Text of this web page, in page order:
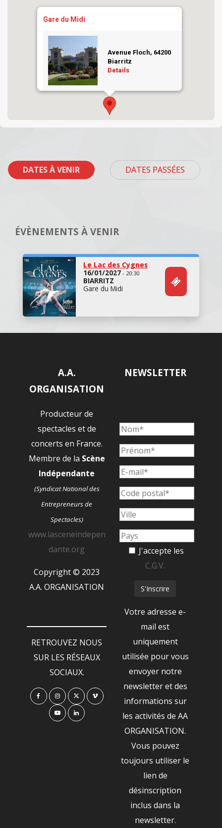
Gare du Midi
Avenue Floch, 64200
Biarritz
Details
DATES À VENIR DATES PASSÉES
ÉVÈNEMENTS À VENIR
Le Lac des Cygnes
16/01/2027- 20:30
BIARRITZ
Gare du Midi
A.A.
ORGANISATION
Producteur de
spectacles et de
concerts en France.
Membre de la Scène
Indépendante
(Syndicat National des
Entrepreneurs de
Spectacles)
www.lasceneindepen
dante.org
Copyright © 2023
A.A. ORGANISATION
RETROUVEZ NOUS
SUR LES RÉSEAUX
SOCIAUX.
NEWSLETTER
J'accepte les
C.G.V.
Votre adresse e-
mail est
uniquement
utilisée pour vous
envoyer notre
newsletter et des
informations sur
les activités de AA
ORGANISATION.
Vous pouvez
toujours utiliser le
lien de
désinscription
inclus dans la
newsletter.